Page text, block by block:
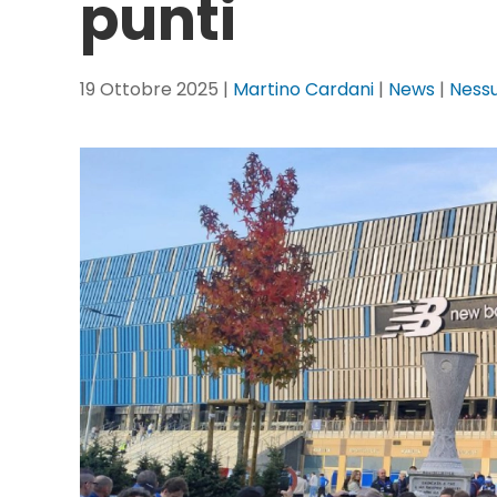
punti
19 Ottobre 2025 | Martino Cardani | News |